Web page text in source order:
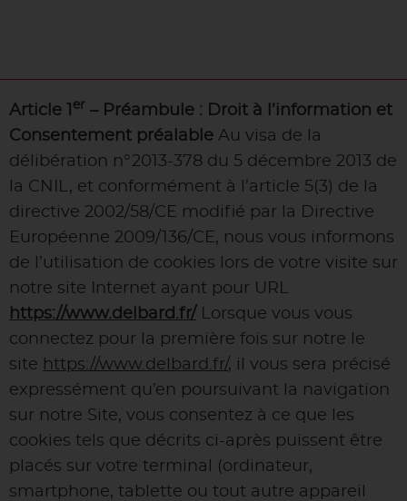
Article 1 er – Préambule : Droit à l’information et
Consentement préalable Au visa de la
délibération n°2013-378 du 5 décembre 2013 de
la CNIL, et conformément à l’article 5(3) de la
directive 2002/58/CE modifié par la Directive
Européenne 2009/136/CE, nous vous informons
de l’utilisation de cookies lors de votre visite sur
notre site Internet ayant pour URL
https://www.delbard.fr/ Lorsque vous vous
connectez pour la première fois sur notre le
site https://www.delbard.fr/, il vous sera précisé
expressément qu’en poursuivant la navigation
sur notre Site, vous consentez à ce que les
cookies tels que décrits ci-après puissent être
placés sur votre terminal (ordinateur,
smartphone, tablette ou tout autre appareil